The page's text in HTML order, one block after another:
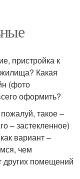
пристройка к
Какая
(фото
оформить?
такое –
– застекленное)
вариант –
чем
других помещений